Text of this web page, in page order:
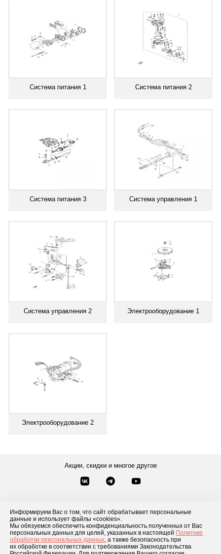
Информируем Вас о том, что сайт обрабатывает персональные
данные и использует файлы «cookies».
Мы обязуемся обеспечить конфиденциальность полученных от Вас
персональных данных для целей, указанных в настоящей Политике
обработки персональных данных, а также безопасность при
их обработке в соответствии с требованиями Законодательства
Система питания 1 Система питания 2
Система питания 3 Система управления 1
Система управления 2 Электрооборудование 1
Электрооборудование 2
Акции, скидки и многое другое
Контакты
Посмотреть другие способы связи
Каталог товаров О компании Доставка и оплата Блог